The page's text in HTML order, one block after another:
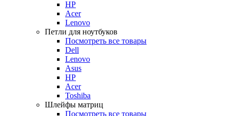
HP
Acer
Lenovo
Петли для ноутбуков
Посмотреть все товары
Dell
Lenovo
Asus
HP
Acer
Toshiba
Шлейфы матриц
Посмотреть все товары